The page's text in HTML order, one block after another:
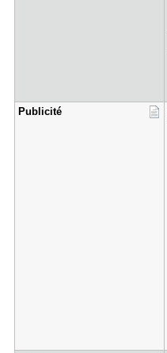
Publicité